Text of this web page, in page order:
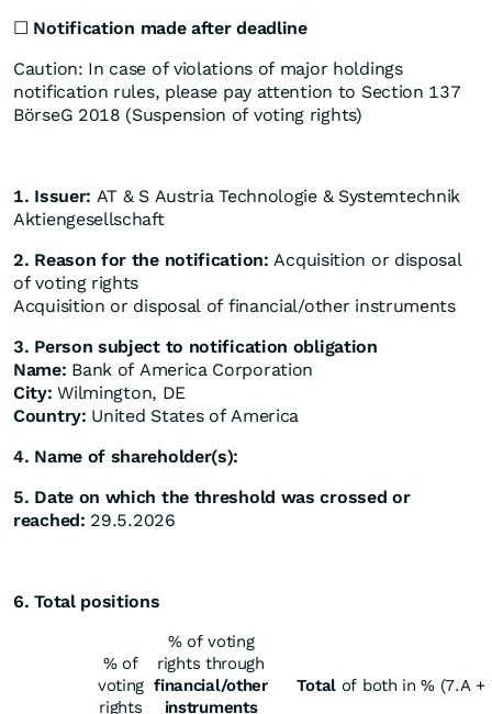
☐ Notification made after deadline
Caution: In case of violations of major holdings
notification rules, please pay attention to Section 137
BörseG 2018 (Suspension of voting rights)
1. Issuer: AT & S Austria Technologie & Systemtechnik
Aktiengesellschaft
2. Reason for the notification: Acquisition or disposal
of voting rights
Acquisition or disposal of financial/other instruments
3. Person subject to notification obligation
Name: Bank of America Corporation
City: Wilmington, DE
Country: United States of America
4. Name of shareholder(s):
5. Date on which the threshold was crossed or
reached: 29.5.2026
6. Total positions
% of
voting
rights
% of voting
rights through
financial/other
instruments
Total of both in % (7.A +